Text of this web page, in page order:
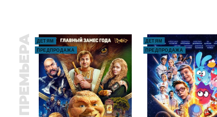
ПРЕМЬЕРА
ДЕТЯМ
ПРЕДПРОДАЖА
ДЕТЯМ
ПРЕДПРОДАЖА